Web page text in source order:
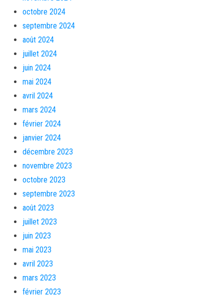
octobre 2024
septembre 2024
août 2024
juillet 2024
juin 2024
mai 2024
avril 2024
mars 2024
février 2024
janvier 2024
décembre 2023
novembre 2023
octobre 2023
septembre 2023
août 2023
juillet 2023
juin 2023
mai 2023
avril 2023
mars 2023
février 2023